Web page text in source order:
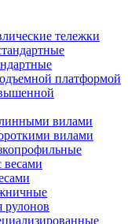
тележки
платформой
вилами
вилами
рулонов